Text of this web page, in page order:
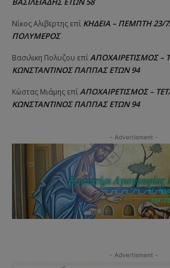
Νίκος Αλιβερτης επί ΚΗΔΕΙΑ – ΠΕΜΠΤΗ 23/
ΠΟΛΥΜΕΡΟΣ
Βασιλικη Πολυζου επίΑΠΟΧΑΙΡΕΤΙΣΜΟΣ –
ΚΩΝΣΤΑΝΤΙΝΟΣ ΠΑΠΠΑΣ ΕΤΩΝ 94
Κώστας Μιάμης επίΑΠΟΧΑΙΡΕΤΙΣΜΟΣ –
ΚΩΝΣΤΑΝΤΙΝΟΣ ΠΑΠΠΑΣ ΕΤΩΝ 94
- Advertisment -
- Advertisment -